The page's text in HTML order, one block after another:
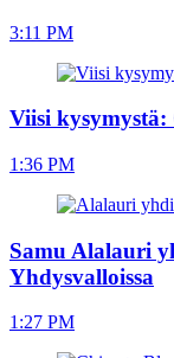
3:11 PM
Viisi
1:36 PM
Samu Alalauri
Yhdysvalloissa
1:27 PM